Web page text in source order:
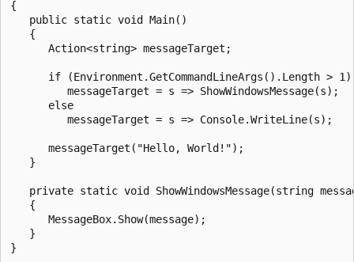
{
   public static void Main()
   {
      Action<string> messageTarget;
      if (Environment.GetCommandLineArgs().Length > 1)
         messageTarget = s => ShowWindowsMessage(s);
      else
         messageTarget = s => Console.WriteLine(s);
      messageTarget("Hello, World!");
   }
private static void ShowWindowsMessage(string
   {
      MessageBox.Show(message);
   }